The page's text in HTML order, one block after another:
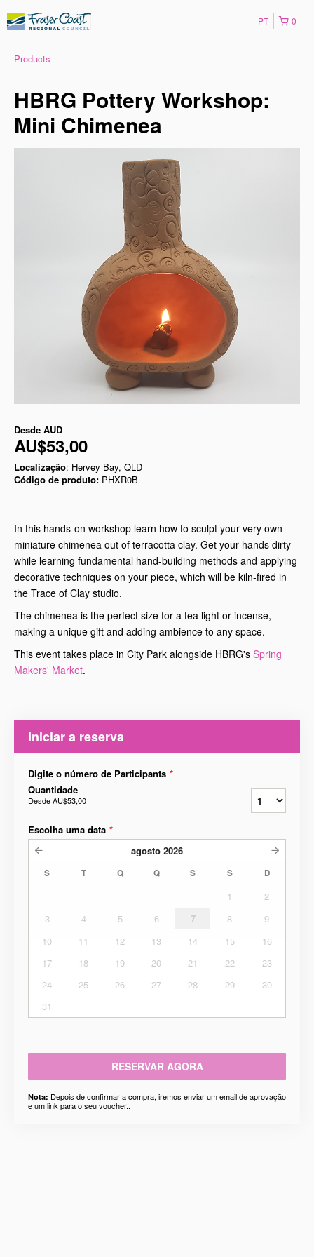
0
PT
Products
HBRG Pottery Workshop:
Mini Chimenea
Desde AUD
AU$53,00
Localização: Hervey Bay, QLD
Código de produto: PHXR0B
In this hands-on workshop learn how to sculpt your very own
miniature chimenea out of terracotta clay. Get your hands dirty
while learning fundamental hand-building methods and applying
decorative techniques on your piece, which will be kiln-fired in
the Trace of Clay studio.
The chimenea is the perfect size for a tea light or incense,
making a unique gift and adding ambience to any space.
This event takes place in City Park alongside HBRG's Spring
Makers' Market.
Iniciar a reserva
Digite o número de Participants *
Quantidade
DesdeAU$53,00
Escolha uma data *
agosto 2026
S T Q Q S S D
1
2
3
4 5 6 7 8
9
10
11 12 13 14 15
16
17
18 19 20 21 22
23
24
25 26 27 28 29
30
31
RESERVAR AGORA
Nota: Depois de confirmar a compra, iremos enviar um email de aprovação
e um link para o seu voucher..